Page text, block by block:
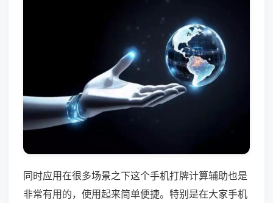
同时应用在很多场景之下这个手机打牌计算辅助也是
非常有用的，使用起来简单便捷。特别是在大家手机